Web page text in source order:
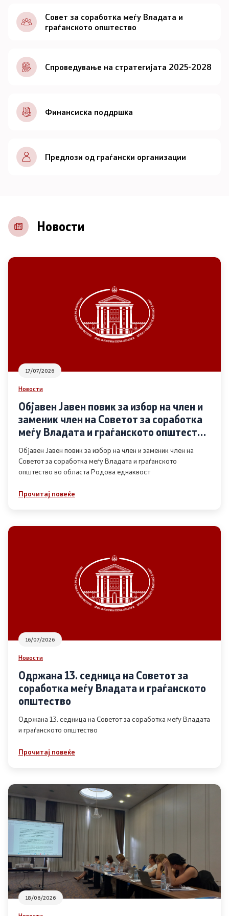
Документи
Совет
За советот
Документи
Записници и дневни редови од седниците на
Советот
Контакт
Основање на здружение
Дијалог меѓу Владата и граѓанскиот сектор
Отворени денови за иницијативи на граѓанските
организации
Финансиска поддршка
Извештаи
Список на ОЈИ
Контакт
Контакт
Линкови
Изјава за пристапност
Со еден клик до сите услуги
Совет за соработка меѓу Владата и
граѓанското општество
Спроведување на стратегијата 2025-2028
Финансиска поддршка
Предлози од граѓански организации
Новости
17/07/2026
Новости
Објавен Јавен повик за избор на член и
заменик член на Советот за соработка
меѓу Владата и граѓанското општество
во областа Родова еднаквост
Објавен Јавен повик за избор на член и заменик член на
Советот за соработка меѓу Владата и граѓанското
општество во областа Родова еднаквост
Прочитај повеќе
16/07/2026
Новости
Одржана 13. седница на Советот за
соработка меѓу Владата и граѓанското
општество
Одржана 13. седница на Советот за соработка меѓу Владата
и граѓанското општество
Прочитај повеќе
18/06/2026